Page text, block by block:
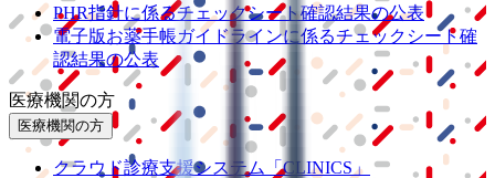
PHR指針に係るチェックシート確認結果の公表
電子版お薬手帳ガイドラインに係るチェックシート確
認結果の公表
医療機関の方
医療機関の方
クラウド診療支援システム
「CLINICS」